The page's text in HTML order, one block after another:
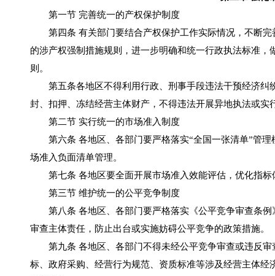
第一节 完善统一的产权保护制度
第四条 有关部门要结合产权保护工作实际情况，不断完
的涉产权强制措施规则，进一步明确和统一行政执法标准
则。
第五条各地区不得利用行政、刑事手段违法干预经济纠
封、扣押、冻结经营主体财产，不得违法开展异地执法或
第二节 实行统一的市场准入制度
第六条 各地区、各部门要严格落实“全国一张清单”管理
场准入负面清单管理。
第七条 各地区要全面开展市场准入效能评估，优化指标
第三节 维护统一的公平竞争制度
第八条 各地区、各部门要严格落实《公平竞争审查条例
审查主体责任，防止出台或实施妨碍公平竞争的政策措施。
第九条 各地区、各部门不得未经公平竞争审查或违反审
标、政府采购、经营行为规范、资质标准等涉及经营主体